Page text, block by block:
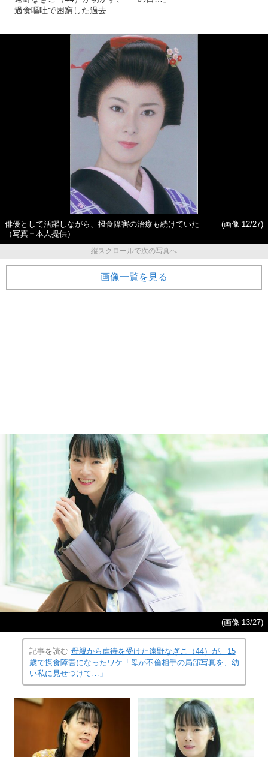
過食嘔吐で困窮した過去
俳優として活躍しながら、摂食障害の治療も続けていた
（写真＝本人提供）
(画像 12/27)
縦スクロールで次の写真へ
画像一覧を見る
(画像 13/27)
記事を読む 母親から虐待を受けた遠野なぎこ（44）が、15
歳で摂食障害になったワケ「母が不倫相手の局部写真を、幼
い私に見せつけて…」